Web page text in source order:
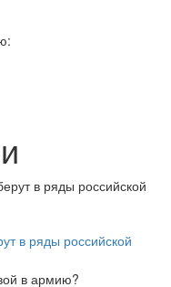
в ряды российской